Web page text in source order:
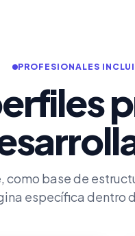
PROFESIONALES
como base de
específica dentro